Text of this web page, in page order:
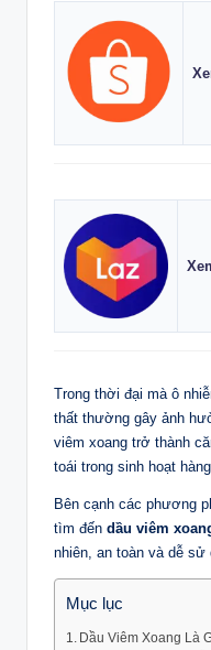
Trong thời đại mà ô
thất thường gây ảnh
viêm xoang trở thành
toái trong sinh hoạt
Bên cạnh các phương
tìm đến dầu viêm
nhiên, an toàn và dễ sử
Mục lục
Dầu Viêm Xoang Là